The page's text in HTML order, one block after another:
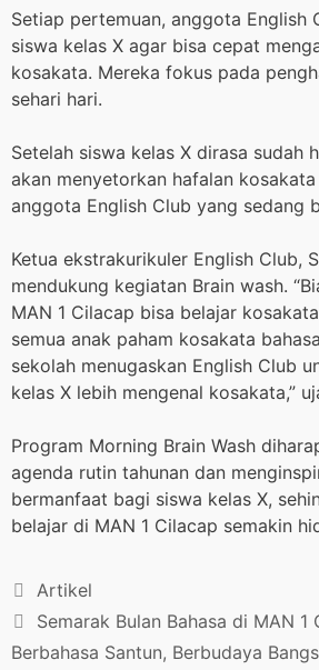
Setiap pertemuan, anggota English
siswa kelas X agar bisa cepat
kosakata. Mereka fokus pada
sehari hari.
Setelah siswa kelas X dirasa sudah
akan menyetorkan hafalan
anggota English Club yang sedang
Ketua ekstrakurikuler English Club,
mendukung kegiatan Brain wash.
MAN 1 Cilacap bisa belajar
semua anak paham kosakata
sekolah menugaskan English Club
kelas X lebih mengenal kosakata,”
Program Morning Brain Wash
agenda rutin tahunan dan
bermanfaat bagi siswa kelas X,
belajar di MAN 1 Cilacap semakin
Artikel
Semarak Bulan Bahasa di MAN 1
Berbahasa Santun, Berbudaya